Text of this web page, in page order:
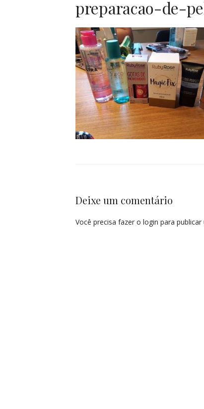
preparacao-de-
Deixe um comentário
Você precisa fazer o login para